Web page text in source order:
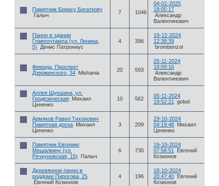
Памятник Борису Богаткову
Галыч
7 1046
04-01-2025
18:05:17
Александр
Валентинович
Панно в здании
Главпочтампа (ул. Ленина,
5)
Денис Патрониус
4 396
19-12-2024
12:38:39
brombenzol
Фемида, Проспект
Дзержинского, 34 Mishania 20 593
25-11-2024
18:09:16
Александр
Валентинович
Аллея Шукшина, ул.
Геодезическая Михаил
Цененко
10 562
05-11-2024
19:52:21
golod
Армяков Равил Тихонович
Памятная доска Михаил
Цененко
3 209
29-10-2024
04:19:48 Михаил
Цененко
Памятник Евгению
Мешалкину (ул.
Речкуновская, 15)
Палыч
6 730
19-10-2024
07:58:51
Евгений
Козионов
Деревянное панно в
роддоме Пирогова, 25
Евгений Козионов
4 196
18-10-2024
20:47:40 Евгений
Козионов